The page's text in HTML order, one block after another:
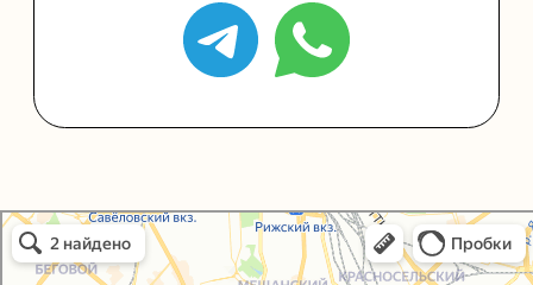
Упаковали Онлайн в Москве
Москва
Согласие на обработку персональных данных
Политика конфиденциальности
help@upakovali.online